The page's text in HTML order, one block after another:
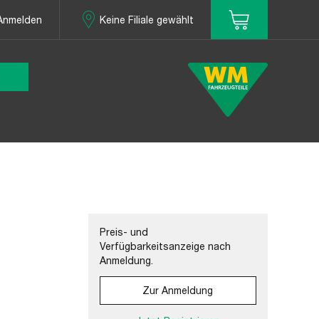
Keine Filiale gewählt
Preis- und
Verfügbarkeitsanzeige nach
Anmeldung.
Zur Anmeldung